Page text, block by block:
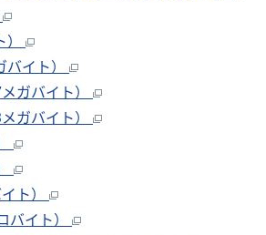
イト）
ガバイト）
ガバイト）
ト）
バイト）